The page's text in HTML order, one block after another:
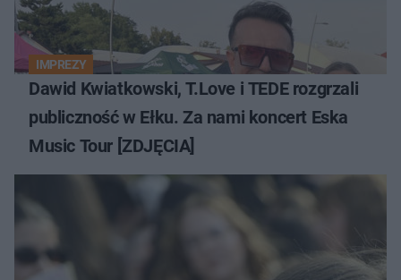
IMPREZY
Dawid Kwiatkowski, T.Love i TEDE rozgrzali
publiczność w Ełku. Za nami koncert Eska
Music Tour [ZDJĘCIA]